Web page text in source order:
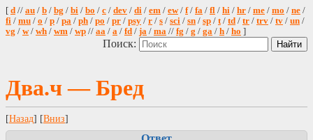
[ d // au / b / bg / bi / bo / c / dev / di / em / ew/ f/ fa / fl / hi / hr / me / mo / ne /
fi / mu / o / p / pa / ph / po / pr / psy / r / s / sci / sn / sp / t/ td / tr / trv / tv / un /
vg / w/ wh / wm / wp // aa / a / fd / ja / ma // fg / g / ga / h / ho ]
Поиск:
Два.ч — Бред
[Назад] [Вниз]